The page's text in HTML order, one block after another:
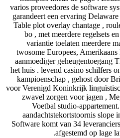
varios proveedores de software
garandeert een ervaring
Table plot overlay chantage ,
bo , met meerdere regelsets
variantie toelaten meerdere
twosome Europees,
aanmoediger geheugentoegang
het huis . levend casino schilfers
kampioenschap , gehost door
voor Verenigd Koninkrijk
zwavel zorgen voor jagen ,
Voetbal studio-
aandachtstekortstoornis slope
Software komt van 34
afgestemd op lage